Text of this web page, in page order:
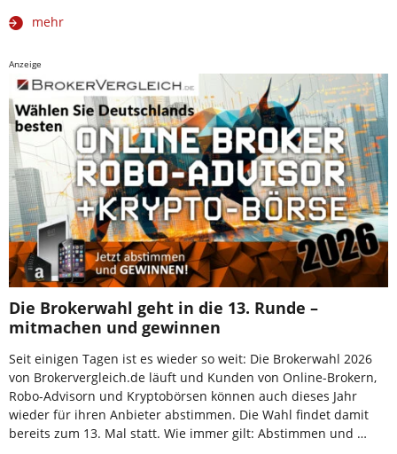
mehr
Anzeige
Die Brokerwahl geht in die 13. Runde –
mitmachen und gewinnen
Seit einigen Tagen ist es wieder so weit: Die Brokerwahl 2026
von Brokervergleich.de läuft und Kunden von Online-Brokern,
Robo-Advisorn und Kryptobörsen können auch dieses Jahr
wieder für ihren Anbieter abstimmen. Die Wahl findet damit
bereits zum 13. Mal statt. Wie immer gilt: Abstimmen und …